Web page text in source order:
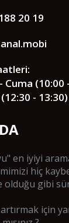
20 19
Cuma (10:00
- 13:30)
en iyiyi
hiç
olduğu gibi
için